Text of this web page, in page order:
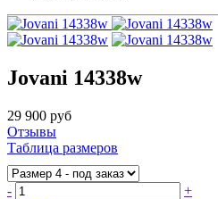
Jovani 14338w
29 900 руб
Отзывы
Таблица размеров
-
+